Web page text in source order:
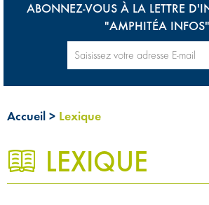
ABONNEZ-VOUS À LA LETTRE
"AMPHITÉA INFOS"
Accueil > Lexique
LEXIQUE